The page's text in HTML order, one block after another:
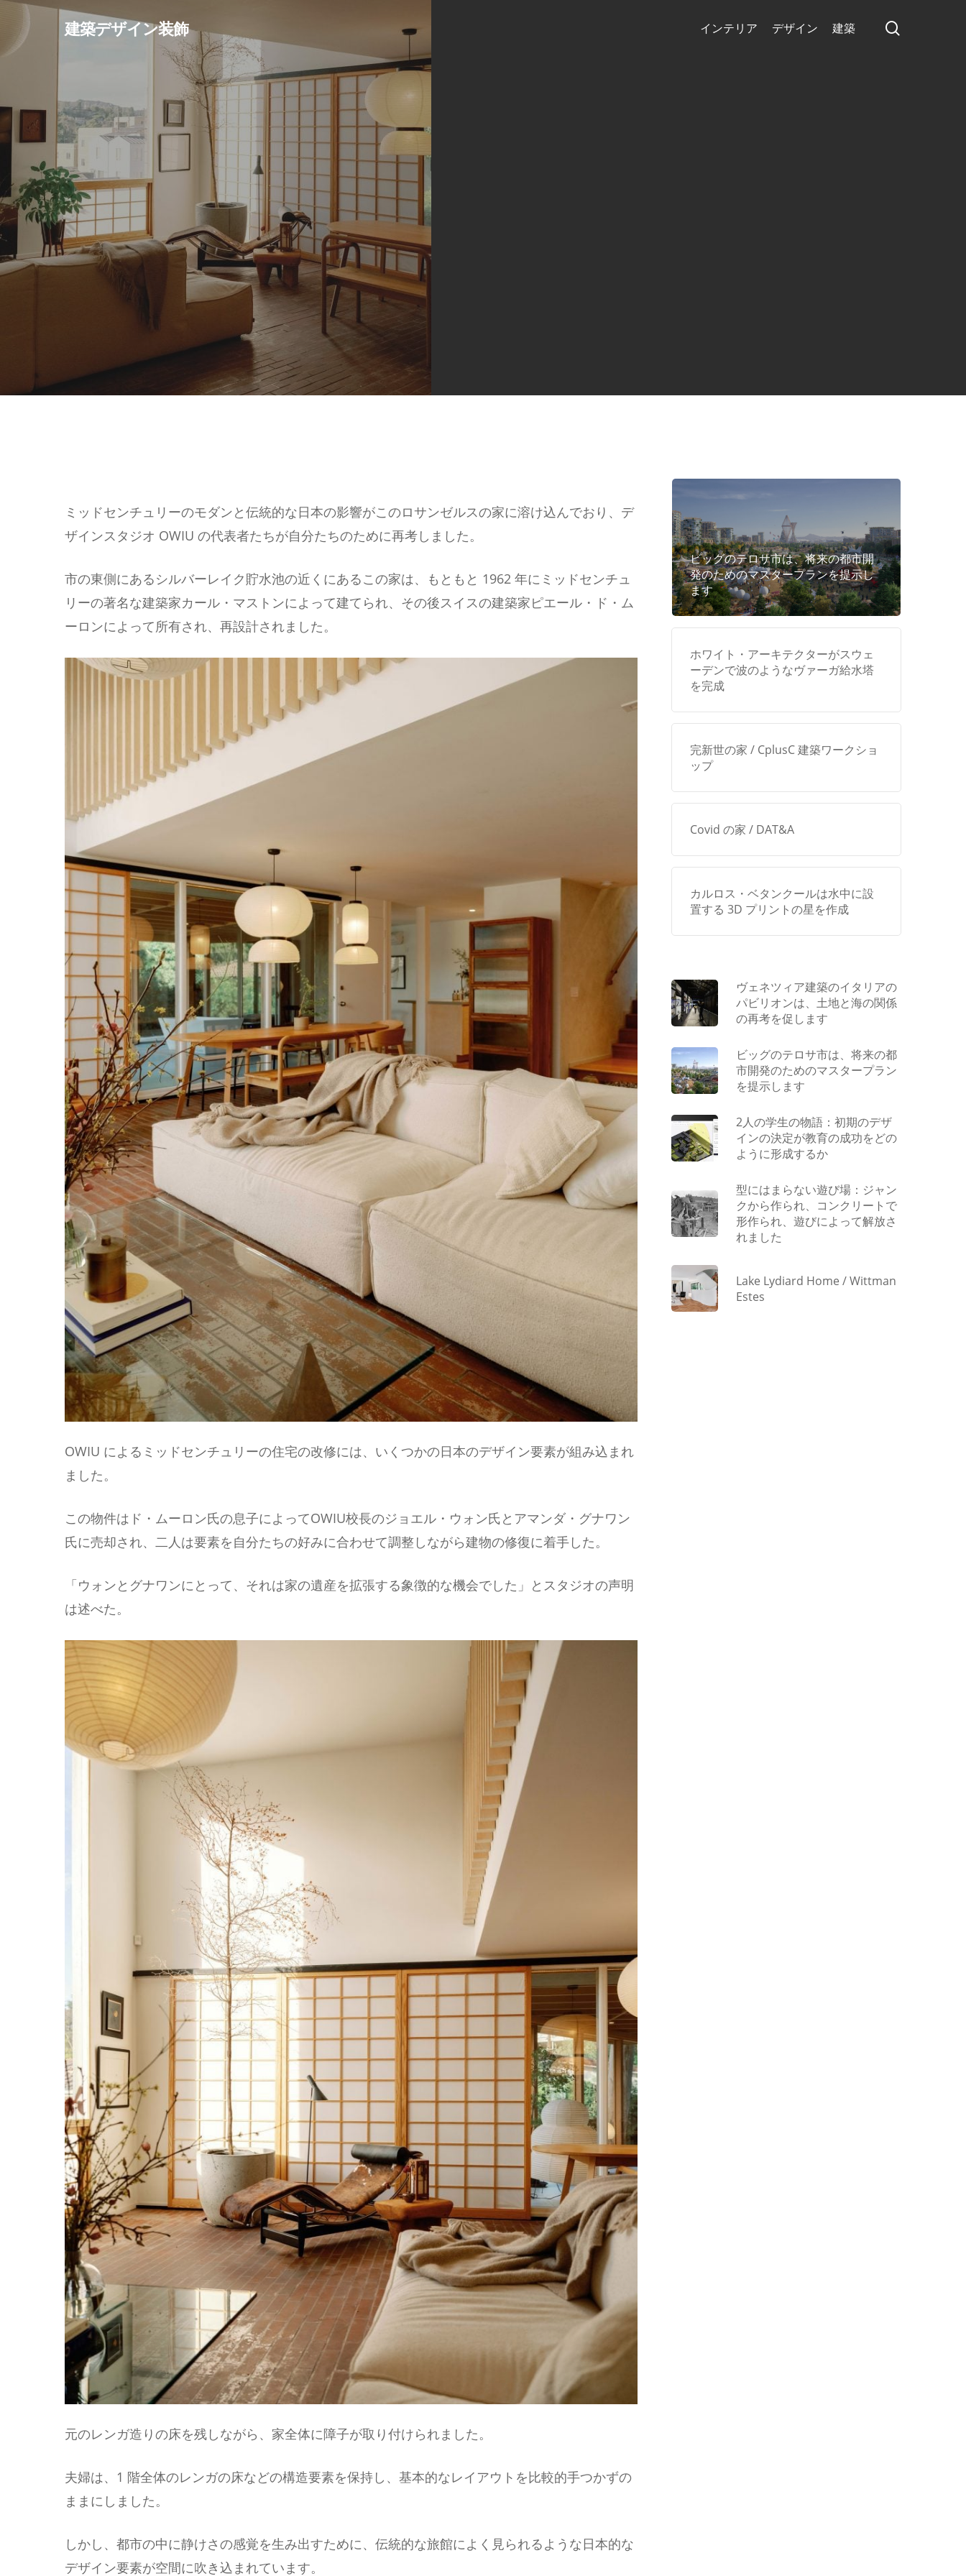
Hit enter to search or ESC to close
建築デザイン装飾 インテリア デザイン 建築
ミッドセンチュリーのモダンと伝統的な日本の影響がこのロサンゼルスの家に溶け込んでおり、デ
ザインスタジオ OWIU の代表者たちが自分たちのために再考しました。
市の東側にあるシルバーレイク貯水池の近くにあるこの家は、もともと 1962 年にミッドセンチュ
リーの著名な建築家カール・マストンによって建てられ、その後スイスの建築家ピエール・ド・ム
ーロンによって所有され、再設計されました。
OWIU によるミッドセンチュリーの住宅の改修には、いくつかの日本のデザイン要素が組み込まれ
ました。
この物件はド・ムーロン氏の息子によってOWIU校長のジョエル・ウォン氏とアマンダ・グナワン
氏に売却され、二人は要素を自分たちの好みに合わせて調整しながら建物の修復に着手した。
「ウォンとグナワンにとって、それは家の遺産を拡張する象徴的な機会でした」とスタジオの声明
は述べた。
元のレンガ造りの床を残しながら、家全体に障子が取り付けられました。
夫婦は、1 階全体のレンガの床などの構造要素を保持し、基本的なレイアウトを比較的手つかずの
ままにしました。
しかし、都市の中に静けさの感覚を生み出すために、伝統的な旅館によく見られるような日本的な
デザイン要素が空間に吹き込まれています。
ビッグのテロサ市は、将来の都市開
発のためのマスタープランを提示し
ます
ホワイト・アーキテクターがスウェ
ーデンで波のようなヴァーガ給水塔
を完成
完新世の家 / CplusC 建築ワークショ
ップ
Covid の家 / DAT&A
カルロス・ベタンクールは水中に設
置する 3D プリントの星を作成
ヴェネツィア建築のイタリアの
パビリオンは、土地と海の関係
の再考を促します
ビッグのテロサ市は、将来の都
市開発のためのマスタープラン
を提示します
2人の学生の物語：初期のデザ
インの決定が教育の成功をどの
ように形成するか
型にはまらない遊び場：ジャン
クから作られ、コンクリートで
形作られ、遊びによって解放さ
れました
Lake Lydiard Home / Wittman
Estes